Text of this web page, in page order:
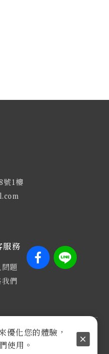
號1樓
服務
題
們
貝拉時尚美學院 ALL
優化您的體驗，
使用。